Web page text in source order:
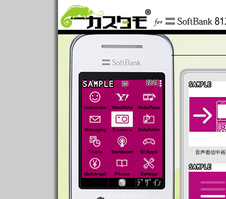
音声着信中
インデックスメニュー